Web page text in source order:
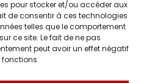
pour stocker et/ou accéder aux
de consentir à ces technologies
telles que le comportement
ce site. Le fait de ne pas
peut avoir un effet négatif
écrire